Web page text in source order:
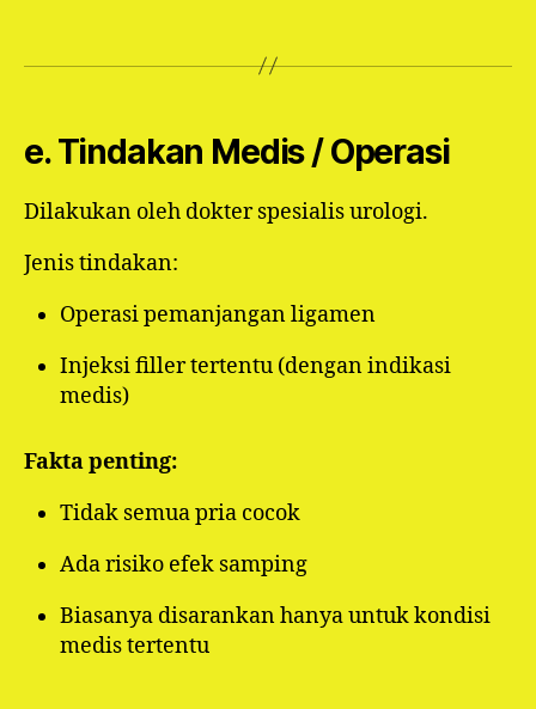
e. Tindakan Medis / Operasi
Dilakukan oleh dokter spesialis urologi.
Jenis tindakan:
Operasi pemanjangan ligamen
Injeksi filler tertentu (dengan indikasi
medis)
Fakta penting:
Tidak semua pria cocok
Ada risiko efek samping
Biasanya disarankan hanya untuk kondisi
medis tertentu